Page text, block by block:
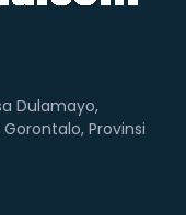
Dulamayo,
Provinsi